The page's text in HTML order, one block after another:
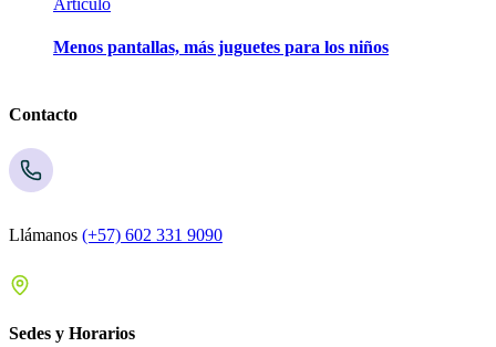
Artículo
Menos pantallas, más juguetes para los niños
Contacto
Llámanos (+57) 602 331 9090
Sedes y Horarios